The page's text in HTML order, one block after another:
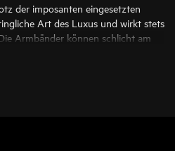
der imposanten eingesetzten
Art des Luxus und wirkt stets
Armbänder können schlicht am
oder in mehrfacher Ausführung